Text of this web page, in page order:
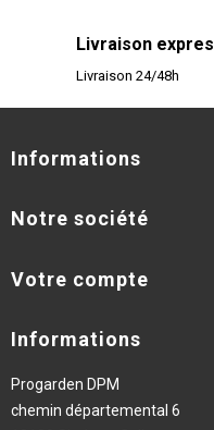
Livraison
Livraison 24/48h
Informations
Notre société
Votre compte
Informations
Progarden DPM
chemin départemental 6